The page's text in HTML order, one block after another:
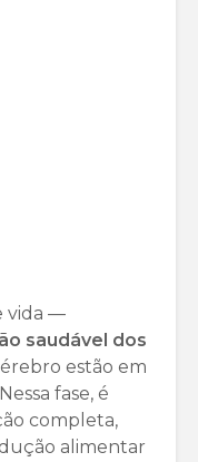
vida —
saudável dos
estão em
fase, é
completa,
alimentar